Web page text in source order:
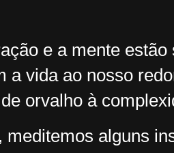
e a mente
a vida ao nosso
orvalho à
meditemos alguns